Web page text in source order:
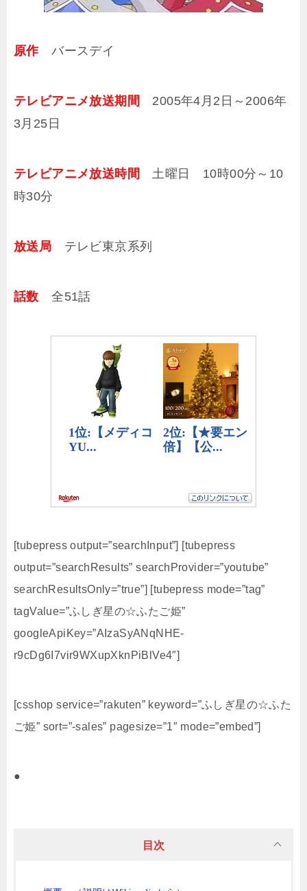
原作バースデイ
テレビアニメ放送期間 2005年4月2日～2006年
3月25日
テレビアニメ放送時間 土曜日 10時00分～10
時30分
放送局 テレビ東京系列
話数 全51話
[tubepress output=”searchInput”] [tubepress
output=”searchResults” searchProvider=”youtube”
searchResultsOnly=”true”] [tubepress mode=”tag”
tagValue=”ふしぎ星の☆ふたご姫”
googleApiKey=”AIzaSyANqNHE-
r9cDg6I7vir9WXupXknPiBlVe4″]
[csshop service=”rakuten” keyword=”ふしぎ星の☆ふた
ご姫” sort=”-sales” pagesize=”1″ mode=”embed”]
●
目次